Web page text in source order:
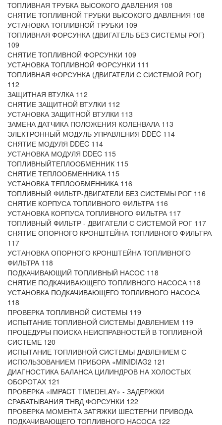
ТОПЛИВНАЯ ТРУБКА ВЫСОКОГО ДАВЛЕНИЯ 108
СНЯТИЕ ТОПЛИВНОЙ ТРУБКИ ВЫСОКОГО ДАВЛЕНИЯ 108
УСТАНОВКА ТОПЛИВНОЙ ТРУБКИ 109
ТОПЛИВНАЯ ФОРСУНКА (ДВИГАТЕЛЬ БЕЗ СИСТЕМЫ РОГ)
109
СНЯТИЕ ТОПЛИВНОЙ ФОРСУНКИ 109
УСТАНОВКА ТОПЛИВНОЙ ФОРСУНКИ 111
ТОПЛИВНАЯ ФОРСУНКА (ДВИГАТЕЛИ С СИСТЕМОЙ РОГ)
112
ЗАЩИТНАЯ ВТУЛКА 112
СНЯТИЕ ЗАЩИТНОЙ ВТУЛКИ 112
УСТАНОВКА ЗАЩИТНОЙ ВТУЛКИ 113
ЗАМЕНА ДАТЧИКА ПОЛОЖЕНИЯ КОЛЕНВАЛА 113
ЭЛЕКТРОННЫЙ МОДУЛЬ УПРАВЛЕНИЯ DDEC 114
СНЯТИЕ МОДУЛЯ DDEC 114
УСТАНОВКА МОДУЛЯ DDEC 115
ТОПЛИВНЫЙТЕПЛООБМЕННИК 115
СНЯТИЕ ТЕПЛООБМЕННИКА 115
УСТАНОВКА ТЕПЛООБМЕННИКА 116
ТОПЛИВНЫЙ ФИЛЬТР-ДВИГАТЕЛИ БЕЗ СИСТЕМЫ РОГ 116
СНЯТИЕ КОРПУСА ТОПЛИВНОГО ФИЛЬТРА 116
УСТАНОВКА КОРПУСА ТОПЛИВНОГО ФИЛЬТРА 117
ТОПЛИВНЫЙ ФИЛЬТР - ДВИГАТЕЛИ С СИСТЕМОЙ РОГ 117
СНЯТИЕ ОПОРНОГО КРОНШТЕЙНА ТОПЛИВНОГО ФИЛЬТРА
117
УСТАНОВКА ОПОРНОГО КРОНШТЕЙНА ТОПЛИВНОГО
ФИЛЬТРА 118
ПОДКАЧИВАЮЩИЙ ТОПЛИВНЫЙ НАСОС 118
СНЯТИЕ ПОДКАЧИВАЮЩЕГО ТОПЛИВНОГО НАСОСА 118
УСТАНОВКА ПОДКАЧИВАЮЩЕГО ТОПЛИВНОГО НАСОСА
118
ПРОВЕРКА ТОПЛИВНОЙ СИСТЕМЫ 119
ИСПЫТАНИЕ ТОПЛИВНОЙ СИСТЕМЫ ДАВЛЕНИЕМ 119
ПРОЦЕДУРЫ ПОИСКА НЕИСПРАВНОСТЕЙ В ТОПЛИВНОЙ
СИСТЕМЕ 120
ИСПЫТАНИЕ ТОПЛИВНОЙ СИСТЕМЫ ДАВЛЕНИЕМ С
ИСПОЛЬЗОВАНИЕМ ПРИБОРА «MINIDIAG2 121
ДИАГНОСТИКА БАЛАНСА ЦИЛИНДРОВ НА ХОЛОСТЫХ
ОБОРОТАХ 121
ПРОВЕРКА «IMPACT TIMEDELAY» - ЗАДЕРЖКИ
СРАБАТЫВАНИЯ ТНВД ФОРСУНКИ 122
ПРОВЕРКА МОМЕНТА ЗАТЯЖКИ ШЕСТЕРНИ ПРИВОДА
ПОДКАЧИВАЮЩЕГО ТОПЛИВНОГО НАСОСА 122